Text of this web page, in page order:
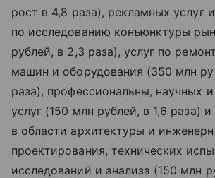
рост в 4,8 раза), рекламных услуг
по исследованию конъюнктуры
рублей, в 2,3 раза), услуг по
машин и оборудования (350 млн
раза), профессиональны, научных
услуг (150 млн рублей, в 1,6 раза) и
в области архитектуры и
проектирования, технических
исследований и анализа (150 млн